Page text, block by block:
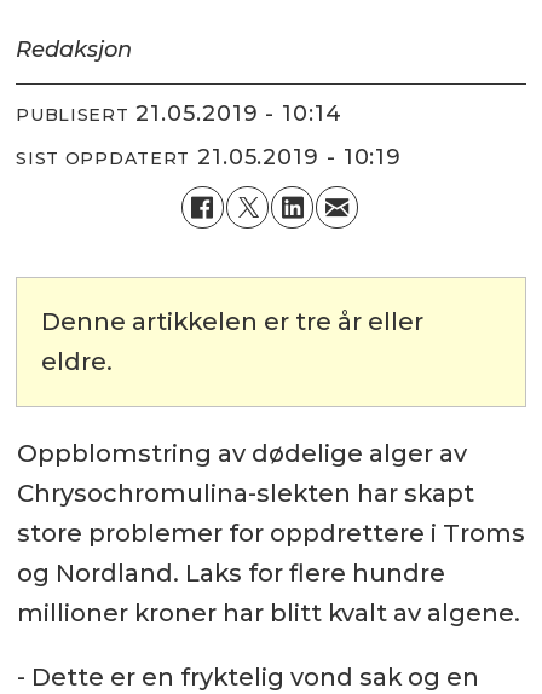
Redaksjon
PUBLISERT 21.05.2019 - 10:14
SIST OPPDATERT 21.05.2019 - 10:19
Denne artikkelen er tre år eller
eldre.
Oppblomstring av dødelige alger av
Chrysochromulina-slekten har skapt
store problemer for oppdrettere i Troms
og Nordland. Laks for flere hundre
millioner kroner har blitt kvalt av algene.
- Dette er en fryktelig vond sak og en